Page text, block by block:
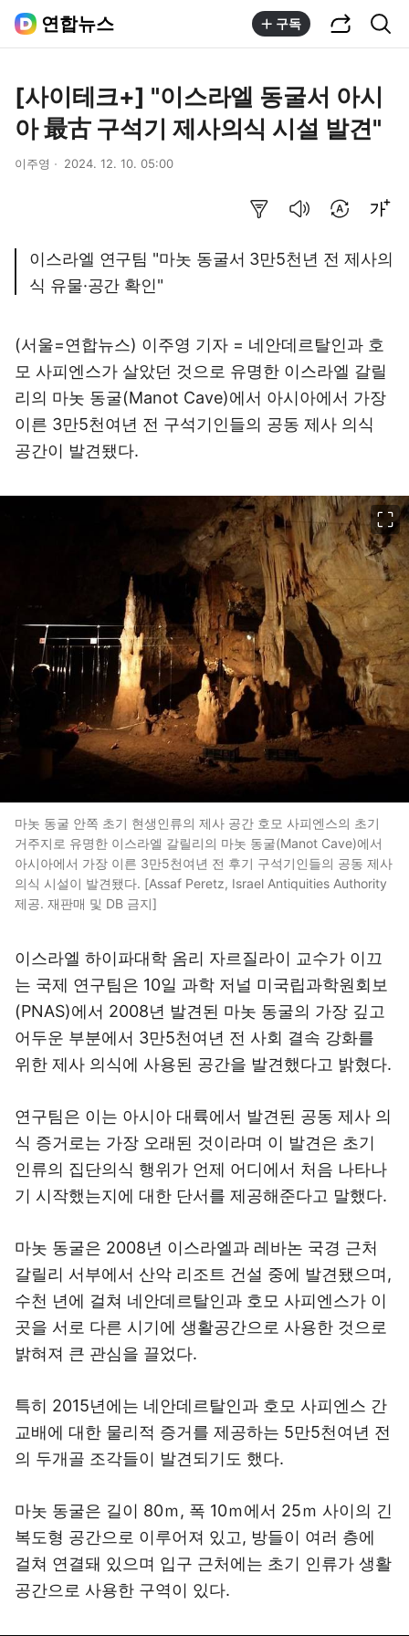
연합뉴스 구독
[사이테크+] "이스라엘 동굴서 아시
아 最古 구석기 제사의식 시설 발견"
이주영 2024. 12. 10. 05:00
이스라엘 연구팀 "마놋 동굴서 3만5천년 전 제사의
식 유물·공간 확인"
(서울=연합뉴스) 이주영 기자 = 네안데르탈인과 호
모 사피엔스가 살았던 것으로 유명한 이스라엘 갈릴
리의 마놋 동굴(Manot Cave)에서 아시아에서 가장
이른 3만5천여년 전 구석기인들의 공동 제사 의식
공간이 발견됐다.
마놋 동굴 안쪽 초기 현생인류의 제사 공간 호모 사피엔스의 초기
거주지로 유명한 이스라엘 갈릴리의 마놋 동굴(Manot Cave)에서
아시아에서 가장 이른 3만5천여년 전 후기 구석기인들의 공동 제사
의식 시설이 발견됐다. [Assaf Peretz, Israel Antiquities Authority
제공. 재판매 및 DB 금지]
이스라엘 하이파대학 옴리 자르질라이 교수가 이끄
는 국제 연구팀은 10일 과학 저널 미국립과학원회보
(PNAS)에서 2008년 발견된 마놋 동굴의 가장 깊고
어두운 부분에서 3만5천여년 전 사회 결속 강화를
위한 제사 의식에 사용된 공간을 발견했다고 밝혔다.
연구팀은 이는 아시아 대륙에서 발견된 공동 제사 의
식 증거로는 가장 오래된 것이라며 이 발견은 초기
인류의 집단의식 행위가 언제 어디에서 처음 나타나
기 시작했는지에 대한 단서를 제공해준다고 말했다.
마놋 동굴은 2008년 이스라엘과 레바논 국경 근처
갈릴리 서부에서 산악 리조트 건설 중에 발견됐으며,
수천 년에 걸쳐 네안데르탈인과 호모 사피엔스가 이
곳을 서로 다른 시기에 생활공간으로 사용한 것으로
밝혀져 큰 관심을 끌었다.
특히 2015년에는 네안데르탈인과 호모 사피엔스 간
교배에 대한 물리적 증거를 제공하는 5만5천여년 전
의 두개골 조각들이 발견되기도 했다.
마놋 동굴은 길이 80ｍ, 폭 10ｍ에서 25ｍ 사이의 긴
복도형 공간으로 이루어져 있고, 방들이 여러 층에
걸쳐 연결돼 있으며 입구 근처에는 초기 인류가 생활
공간으로 사용한 구역이 있다.